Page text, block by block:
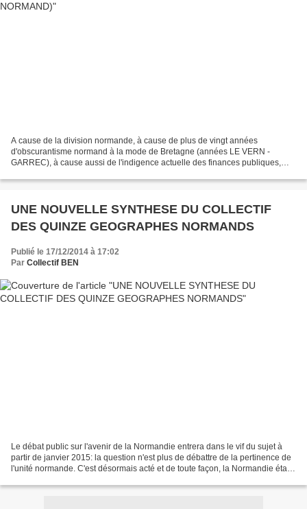
A cause de la division normande, à cause de plus de vingt années
d'obscurantisme normand à la mode de Bretagne (années LE VERN -
GARREC), à cause aussi de l'indigence actuelle des finances publiques,
UNE NOUVELLE SYNTHESE DU COLLECTIF
DES QUINZE GEOGRAPHES NORMANDS
Publié le 17/12/2014 à 17:02
Par Collectif BEN
Le débat public sur l'avenir de la Normandie entrera dans le vif du sujet à
partir de janvier 2015: la question n'est plus de débattre de la pertinence de
l'unité normande. C'est désormais acté et de toute façon, la Normandie était